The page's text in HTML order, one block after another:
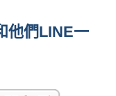
他們LINE一